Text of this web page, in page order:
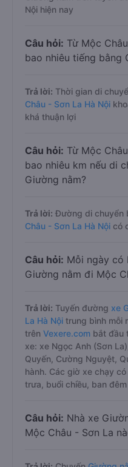
Nội hiện nay
Câu hỏi: Từ Mộc
bao nhiêu tiếng bằng
Trả lời: Thời gian di
Châu - Sơn La Hà Nội
khá thuận lợi
Câu hỏi: Từ Mộc
bao nhiêu km nếu di
Giường nằm?
Trả lời: Đường di chuyển
Châu - Sơn La Hà Nội có
Câu hỏi: Mỗi ngày có
Giường nằm đi Mộc
Trả lời: Tuyến đường xe
La Hà Nội trung bình mỗi
trên Vexere.com bắt đầu
xe: xe Ngọc Anh (Sơn
Quyến, Cường Nguyệt,
hành. Các giờ xe chạy
trưa, buổi chiều, ban đêm
Câu hỏi: Nhà xe
Mộc Châu - Sơn La